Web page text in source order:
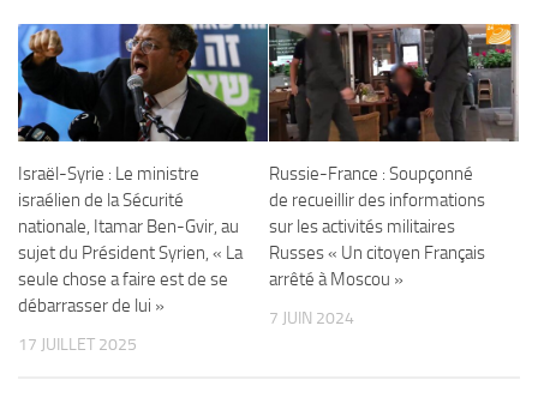
Israël-Syrie : Le ministre
israélien de la Sécurité
nationale, Itamar Ben-Gvir, au
sujet du Président Syrien, « La
seule chose a faire est de se
débarrasser de lui »
17 JUILLET 2025
Russie-France : Soupçonné
de recueillir des informations
sur les activités militaires
Russes « Un citoyen Français
arrêté à Moscou »
7 JUIN 2024